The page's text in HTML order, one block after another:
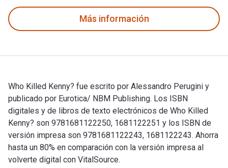
Más información
Who Killed Kenny? fue escrito por Alessandro Perugini y
publicado por Eurotica/ NBM Publishing. Los ISBN
digitales y de libros de texto electrónicos de Who Killed
Kenny? son 9781681122250, 1681122251 y los ISBN de
versión impresa son 9781681122243, 1681122243. Ahorra
hasta un 80% en comparación con la versión impresa al
volverte digital con VitalSource.